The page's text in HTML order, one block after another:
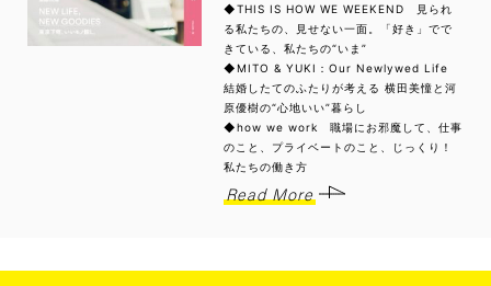
◆THIS IS HOW WE WEEKEND 見られ
る私たちの、見せない一面。「好き」でで
きている、私たちの“いま”
◆MITO & YUKI：Our Newlywed Life
結婚したてのふたりが考える 横田美憧と河
原優樹の“心地いい”暮らし
◆how we work 職場にお邪魔して、仕事
のこと、プライベートのこと、じっくり！
私たちの働き方
Read More